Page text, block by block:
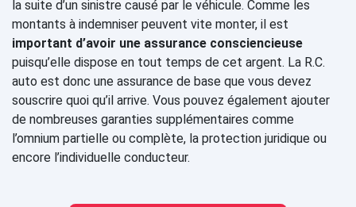
la suite d’un sinistre causé par le véhicule. Comme les
montants à indemniser peuvent vite monter, il est
important d’avoir une assurance consciencieuse
puisqu’elle dispose en tout temps de cet argent. La R.C.
auto est donc une assurance de base que vous devez
souscrire quoi qu’il arrive. Vous pouvez également ajouter
de nombreuses garanties supplémentaires comme
l’omnium partielle ou complète, la protection juridique ou
encore l’individuelle conducteur.